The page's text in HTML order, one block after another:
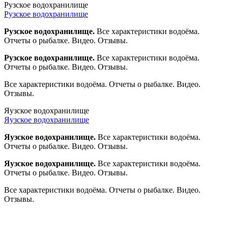
Рузское водохранилище
Рузское водохранилище
Рузское водохранилище. Все характеристики водоёма.
Отчеты о рыбалке. Видео. Отзывы.
Рузское водохранилище. Все характеристики водоёма.
Отчеты о рыбалке. Видео. Отзывы.
Все характеристики водоёма. Отчеты о рыбалке. Видео.
Отзывы.
Яузское водохранилище
Яузское водохранилище
Яузское водохранилище. Все характеристики водоёма.
Отчеты о рыбалке. Видео. Отзывы.
Яузское водохранилище. Все характеристики водоёма.
Отчеты о рыбалке. Видео. Отзывы.
Все характеристики водоёма. Отчеты о рыбалке. Видео.
Отзывы.